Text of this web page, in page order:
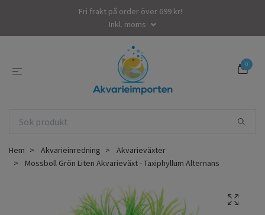
Fri frakt på order över 699 kr!
Inkl. moms
0
Hem Akvarieinredning
Akvarieväxter
Mossboll Grön Liten Akvarieväxt - Taxiphyllum Alternans